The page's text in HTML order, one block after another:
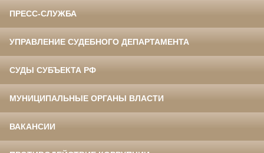
ПРЕСС-СЛУЖБА
УПРАВЛЕНИЕ СУДЕБНОГО ДЕПАРТАМЕНТА
СУДЫ СУБЪЕКТА РФ
МУНИЦИПАЛЬНЫЕ ОРГАНЫ ВЛАСТИ
ВАКАНСИИ